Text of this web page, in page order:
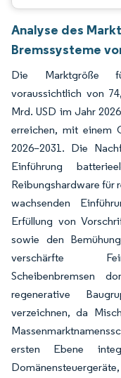
Analyse des
Bremssysteme
Die Marktgröße
voraussichtlich von
Mrd. USD im Jahr
erreichen, mit einem
2026–2031. Die
Einführung
Reibungshardware für
wachsenden
Erfüllung von
sowie den
verschärfte
Scheibenbremsen
regenerative
verzeichnen, da
ersten Ebene